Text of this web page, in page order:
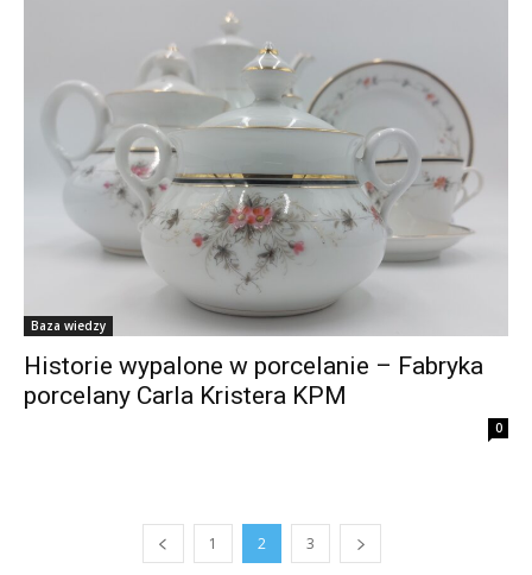
Baza wiedzy
Historie wypalone w porcelanie – Fabryka
porcelany Carla Kristera KPM
0
1 2 3